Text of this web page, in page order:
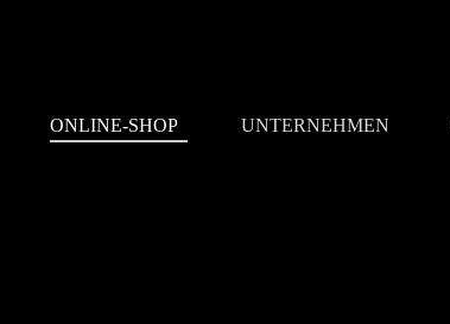
ONLINE-SHOP UNTERNEHMEN